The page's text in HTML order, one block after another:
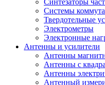
Синтезаторы
Системы
Твердотельные
Электрометры
Электронные
Антенны и усилители
Антенны
Антенны с
Антенны
Антенный